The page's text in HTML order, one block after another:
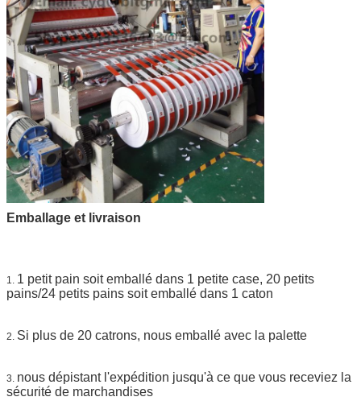
Emballage et livraison
1. 1 petit pain soit emballé dans 1 petite case, 20 petits
pains/24 petits pains soit emballé dans 1 caton
2. Si plus de 20 catrons, nous emballé avec la palette
3. nous dépistant l'expédition jusqu'à ce que vous receviez la
sécurité de marchandises